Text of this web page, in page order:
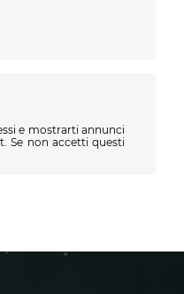
e mostrarti annunci
Se non accetti questi